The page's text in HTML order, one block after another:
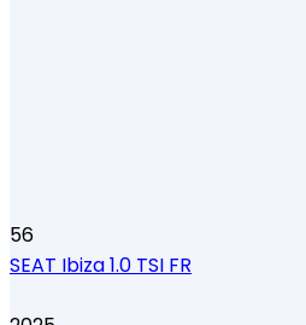
56
SEAT Ibiza 1.0 TSI FR